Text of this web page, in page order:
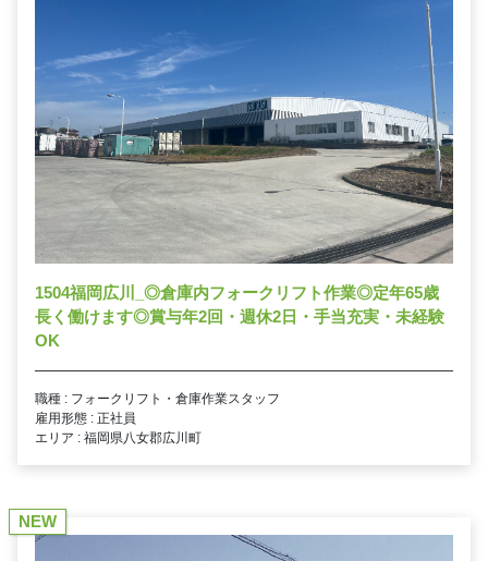
1504福岡広川_◎倉庫内フォークリフト作業◎定年65歳
長く働けます◎賞与年2回・週休2日・手当充実・未経験
OK
職種 : フォークリフト・倉庫作業スタッフ
雇用形態 : 正社員
エリア : 福岡県八女郡広川町
NEW